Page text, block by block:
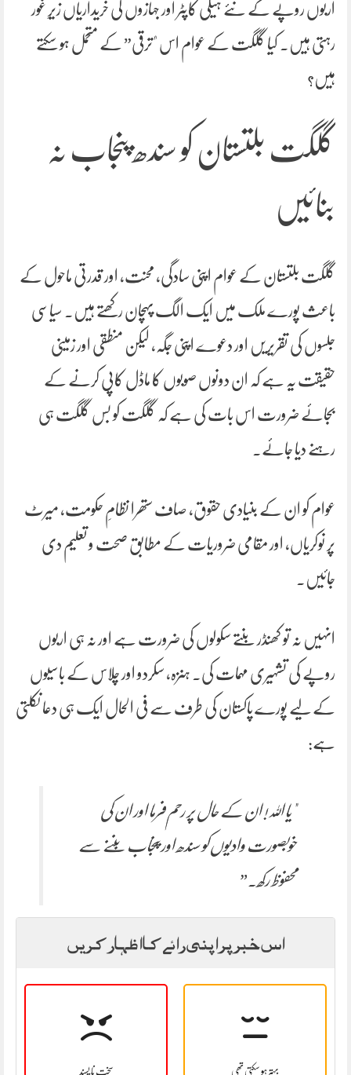
اربوں روپے کے نئے ہیلی کاپٹر اور جہازوں کی خریداریاں زیرِ غور
رہتی ہیں۔ کیا گلگت کے عوام اس "ترقی” کے متحمل ہو سکتے
ہیں؟
گلگت بلتستان کو سندھ پنجاب نہ
بنائیں
گلگت بلتستان کے عوام اپنی سادگی، محنت، اور قدرتی ماحول کے
باعث پورے ملک میں ایک الگ پہچان رکھتے ہیں۔ سیاسی
جلسوں کی تقریریں اور دعوے اپنی جگہ، لیکن منطقی اور زمینی
حقیقت یہ ہے کہ ان دونوں صوبوں کا ماڈل کاپی کرنے کے
بجائے ضرورت اس بات کی ہے کہ گلگت کو بس گلگت ہی
رہنے دیا جائے۔
عوام کو ان کے بنیادی حقوق، صاف ستھرا نظامِ حکومت، میرٹ
پر نوکریاں، اور مقامی ضروریات کے مطابق صحت و تعلیم دی
جائیں۔
انہیں نہ تو کھنڈر بنتے سکولوں کی ضرورت ہے اور نہ ہی اربوں
روپے کی تشہیری مہمات کی۔ ہنزہ، سکردو اور چلاس کے باسیوں
کے لیے پورے پاکستان کی طرف سے فی الحال ایک ہی دعا نکلتی
ہے:
"یا اللہ! ان کے حال پر رحم فرما اور ان کی
خوبصورت وادیوں کو سندھ اور پنجاب بننے سے
محفوظ رکھ۔”
اس خبر پر اپنی رائے کا اظہار کریں
سخت نا پسند بہتر ہو سکتی تھی